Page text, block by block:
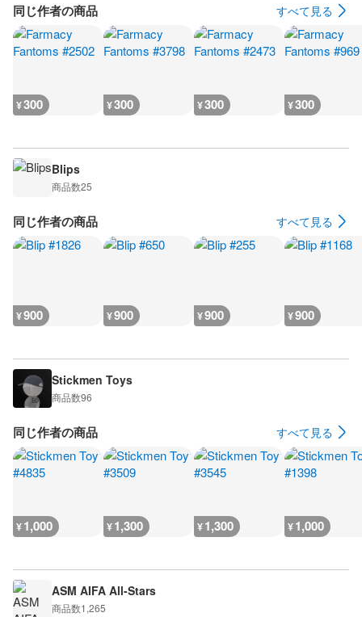
同じ作者の商品 すべて見る
¥300 ¥300 ¥300 ¥300
Blips
商品数25
同じ作者の商品 すべて見る
¥900 ¥900 ¥900 ¥900
Stickmen Toys
商品数96
同じ作者の商品 すべて見る
¥1,000 ¥1,300 ¥1,300 ¥1,000
ASM AIFA All-Stars
商品数1,265